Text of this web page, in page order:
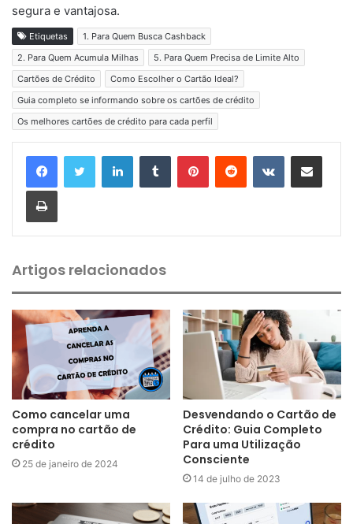
segura e vantajosa.
Etiquetas
1. Para Quem Busca Cashback
2. Para Quem Acumula Milhas
5. Para Quem Precisa de Limite Alto
Cartões de Crédito
Como Escolher o Cartão Ideal?
Guia completo se informando sobre os cartões de crédito
Os melhores cartões de crédito para cada perfil
Artigos relacionados
Como cancelar uma
compra no cartão de
crédito
25 de janeiro de 2024
Desvendando o Cartão de
Crédito: Guia Completo
Para uma Utilização
Consciente
14 de julho de 2023